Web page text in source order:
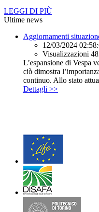
LEGGI DI PIÙ
Ultime news
Aggiornamenti
12/03/2024
Visualizzazioni
L’espansione di Vespa
ciò dimostra
continuo. Allo stato
Dettagli >>